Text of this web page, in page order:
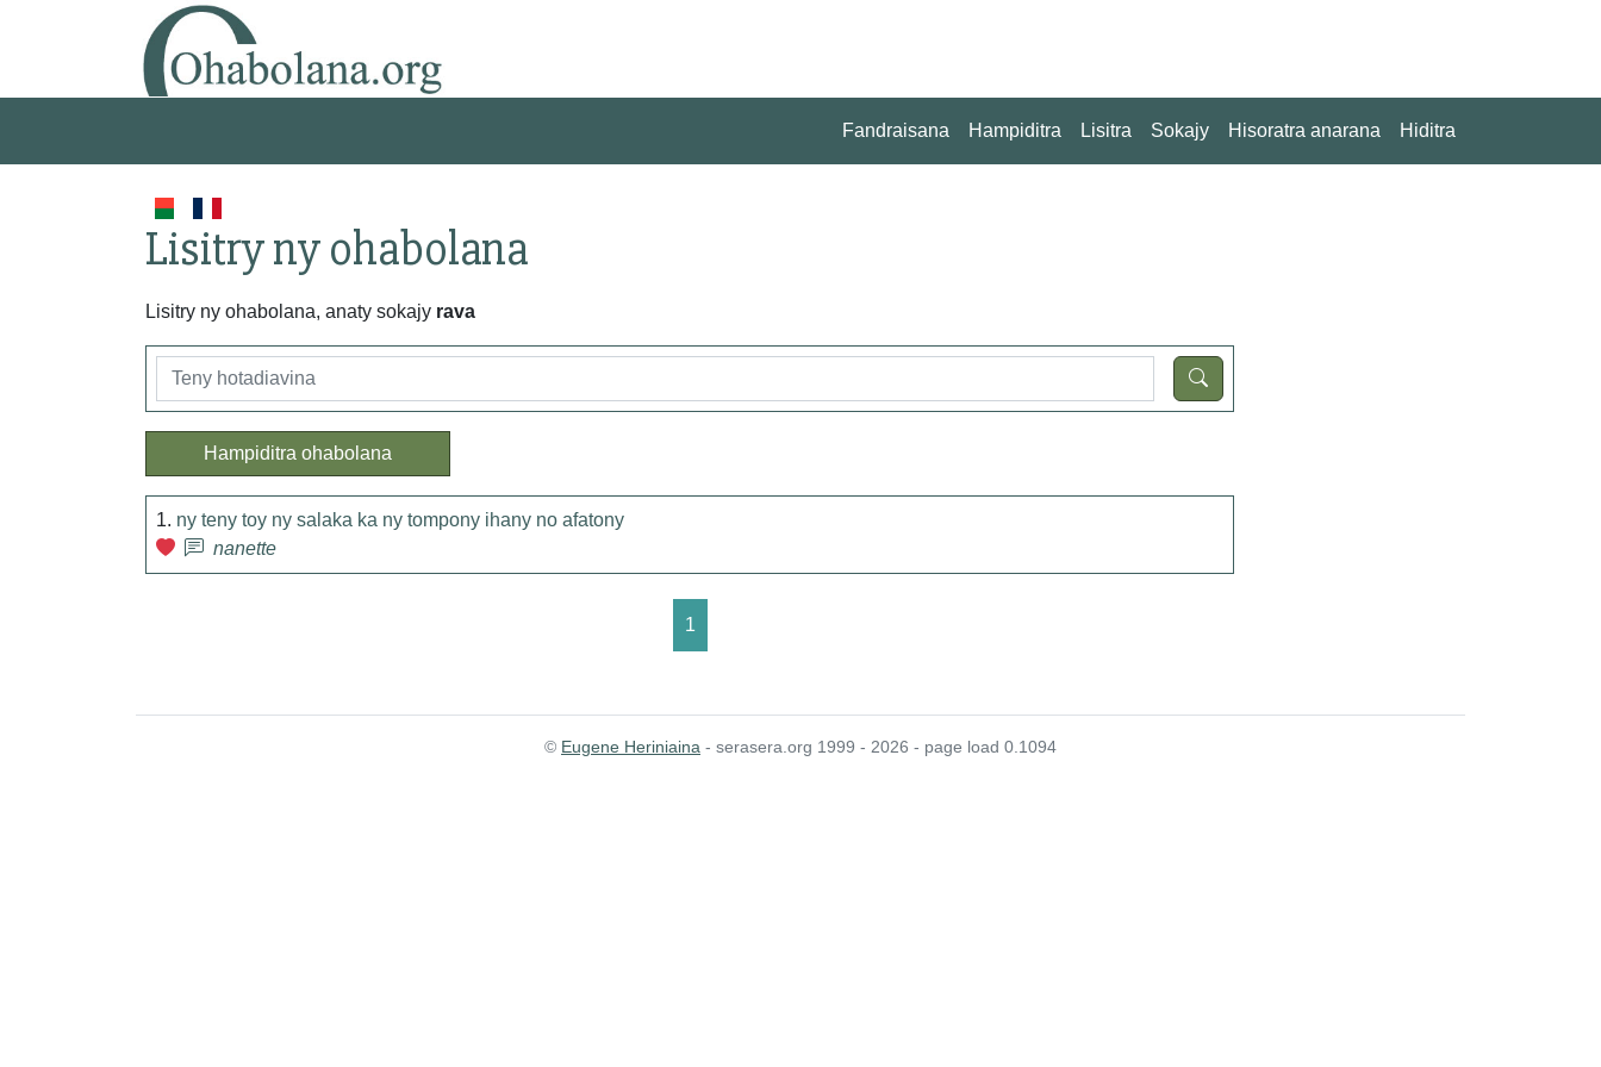
Fandraisana Hampiditra Lisitra Sokajy Hisoratra anarana Hiditra
Lisitry ny ohabolana
Lisitry ny ohabolana, anaty sokajy rava
Hampiditra ohabolana
1. ny teny toy ny salaka ka ny tompony ihany no afatony
nanette
1
© Eugene Heriniaina - serasera.org 1999 - 2026 - page load 0.1094